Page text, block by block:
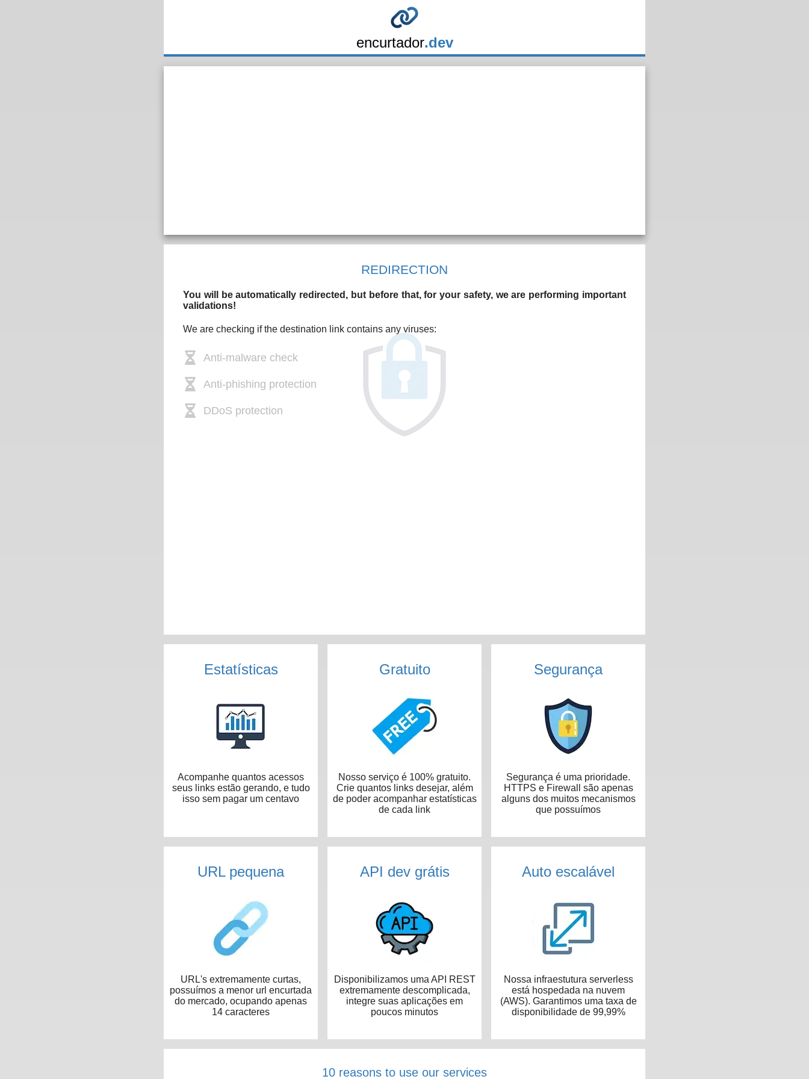
encurtador.dev
REDIRECTION
You will be automatically redirected, but before that, for your safety, we are performing important
validations!
We are checking if the destination link contains any viruses:
Anti-malware check
Anti-phishing protection
DDoS protection
Estatísticas
Acompanhe quantos acessos
seus links estão gerando, e tudo
isso sem pagar um centavo
Gratuito
Nosso serviço é 100% gratuito.
Crie quantos links desejar, além
de poder acompanhar estatísticas
de cada link
Segurança
Segurança é uma prioridade.
HTTPS e Firewall são apenas
alguns dos muitos mecanismos
que possuímos
URL pequena
URL's extremamente curtas,
possuímos a menor url encurtada
do mercado, ocupando apenas
14 caracteres
API dev grátis
Disponibilizamos uma API REST
extremamente descomplicada,
integre suas aplicações em
poucos minutos
Auto escalável
Nossa infraestutura serverless
está hospedada na nuvem
(AWS). Garantimos uma taxa de
disponibilidade de 99,99%
10 reasons to use our services